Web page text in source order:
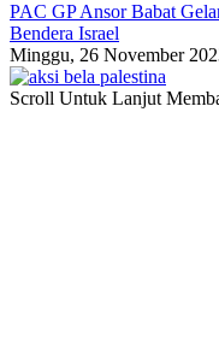
PAC GP Ansor Babat
Bendera Israel
Minggu, 26 November
Scroll Untuk Lanjut